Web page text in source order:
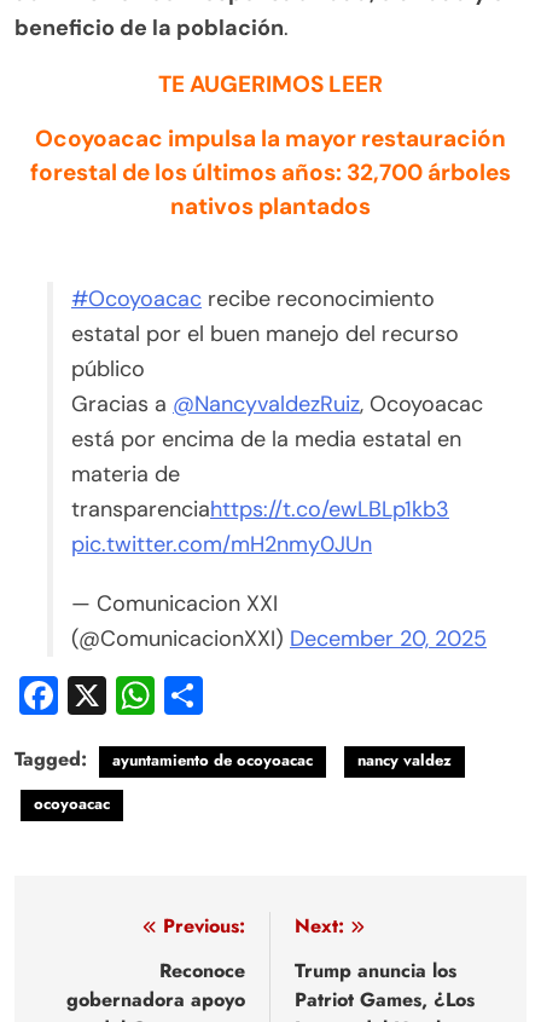
beneficio de la población.
TE AUGERIMOS LEER
Ocoyoacac impulsa la mayor restauración
forestal de los últimos años: 32,700 árboles
nativos plantados
#Ocoyoacac recibe reconocimiento
estatal por el buen manejo del recurso
público
Gracias a @NancyvaldezRuiz, Ocoyoacac
está por encima de la media estatal en
materia de
transparenciahttps://t.co/ewLBLp1kb3
pic.twitter.com/mH2nmy0JUn
— Comunicacion XXI
(@ComunicacionXXI) December 20, 2025
Facebook
X WhatsApp
Tagged: ayuntamiento de ocoyoacac
nancy valdez
ocoyoacac
NavegaciónPrevious:
Reconoce
gobernadora apoyo
Next:
Trump anuncia los
Patriot Games, ¿Los